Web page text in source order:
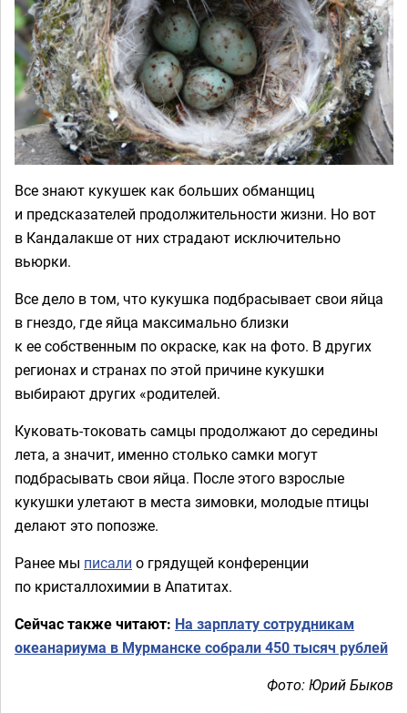
Все знают кукушек как больших обманщиц
и предсказателей продолжительности жизни. Но вот
в Кандалакше от них страдают исключительно
вьюрки.
Все дело в том, что кукушка подбрасывает свои яйца
в гнездо, где яйца максимально близки
к ее собственным по окраске, как на фото. В других
регионах и странах по этой причине кукушки
выбирают других «родителей.
Куковать-токовать самцы продолжают до середины
лета, а значит, именно столько самки могут
подбрасывать свои яйца. После этого взрослые
кукушки улетают в места зимовки, молодые птицы
делают это попозже.
Ранее мы писали о грядущей конференции
по кристаллохимии в Апатитах.
Сейчас также читают: На зарплату сотрудникам
океанариума в Мурманске собрали 450 тысяч рублей
Фото: Юрий Быков